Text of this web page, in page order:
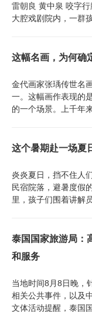
雷朝良 黄中泉 咬字
大腔戏剧院内，一群
这幅名画，为何确
金代画家张瑀传世名
一。这幅画作表现的
的一个场景。上千年
这个暑期赴一场夏
炎炎夏日，挡不住人
民宿院落，避暑度假
里，孩子们围着讲解
泰国国家旅游局：
和服务
当地时间8月8日晚，
相关公共事件，以及
文体活动提醒，泰国